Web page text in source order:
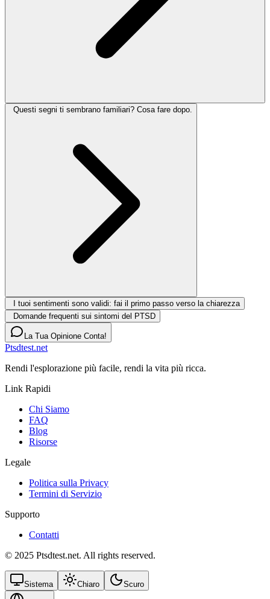
Questi segni ti sembrano familiari? Cosa fare dopo.
I tuoi sentimenti sono validi: fai il primo passo verso la chiarezza
Domande frequenti sui sintomi del PTSD
La Tua Opinione Conta!
Ptsdtest.net
Rendi l'esplorazione più facile, rendi la vita più ricca.
Link Rapidi
Chi Siamo
FAQ
Blog
Risorse
Legale
Politica sulla Privacy
Termini di Servizio
Supporto
Contatti
© 2025 Ptsdtest.net. All rights reserved.
Sistema Chiaro Scuro